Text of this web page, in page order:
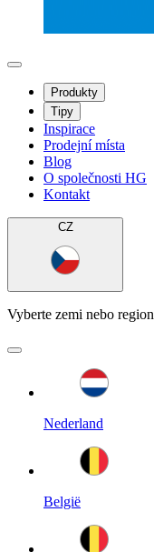
Produkty
Tipy
Inspirace
Prodejní místa
Blog
O společnosti HG
Kontakt
CZ
Vyberte zemi nebo region
Nederland
België